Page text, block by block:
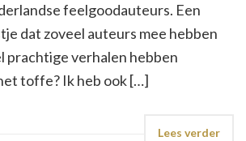
feelgoodauteurs. Een
dat zoveel auteurs mee hebben
prachtige verhalen hebben
toffe? Ik heb ook […]
Lees verder